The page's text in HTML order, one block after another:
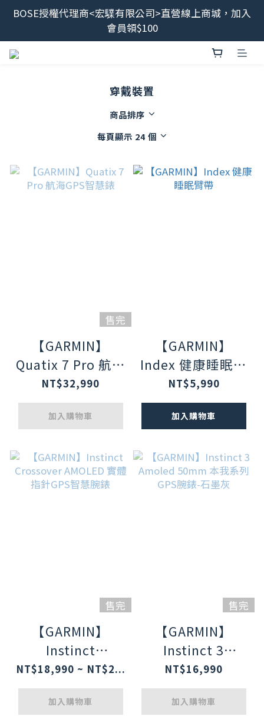
最新消息📢BOSE 售後服務、維修流程調整<2026/6/8
起>
BOSE授權代理商<宏驜有限公司>直營線上商城，加入
會員領$100
會員限定福利開搶！下單即贈BOSE品牌筆記本，錯過
最新消息📢BOSE 售後服務、維修流程調整<2026/6/8
起>
穿戴裝置
商品排序
每頁顯示 24 個
售完
【GARMIN】
Quatix 7 Pro 航海
GPS智慧錶
NT$32,990
加入購物車
【GARMIN】
Index 健康睡眠臂
帶
NT$5,990
加入購物車
售完
【GARMIN】
Instinct
Crossover
AMOLED 實體指針
GPS智慧腕錶
NT$18,990 ~ NT$2...
加入購物車
售完
【GARMIN】
Instinct 3
Amoled 50mm 本
我系列GPS腕錶-
石墨灰
NT$16,990
加入購物車